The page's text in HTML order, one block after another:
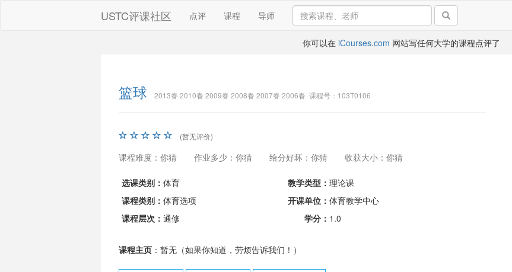
USTC评课社区 点评 课程 导师
你可以在 iCourses.com 网站写任何大学的课程点评了
篮球 2013春 2010春 2009春 2008春 2007春 2006春 课程号：103T0106
(暂无评价)
课程难度：你猜 作业多少：你猜 给分好坏：你猜 收获大小：你猜
选课类别： 体育 教学类型： 理论课
课程类别： 体育选项 开课单位： 体育教学中心
课程层次： 通修 学分： 1.0
课程主页：暂无（如果你知道，劳烦告诉我们！）